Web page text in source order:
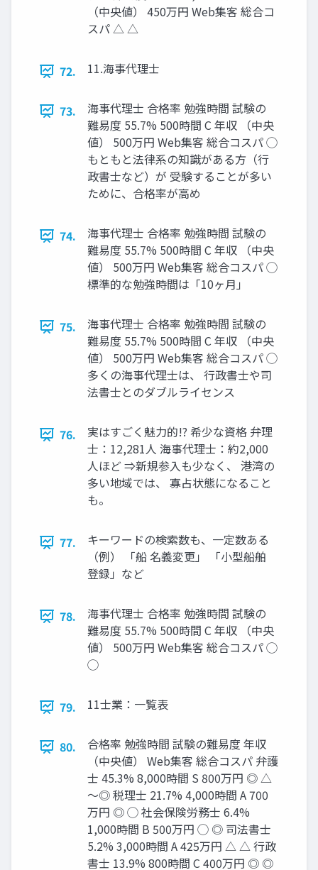
（中央値） 450万円 Web集客 総合コ
スパ △ △
72. 11.海事代理士
73.
海事代理士 合格率 勉強時間 試験の
難易度 55.7% 500時間 C 年収 （中央
値） 500万円 Web集客 総合コスパ ◯
もともと法律系の知識がある方（行
政書士など）が 受験することが多い
ために、合格率が高め
74.
海事代理士 合格率 勉強時間 試験の
難易度 55.7% 500時間 C 年収 （中央
値） 500万円 Web集客 総合コスパ ◯
標準的な勉強時間は「10ヶ月」
75.
海事代理士 合格率 勉強時間 試験の
難易度 55.7% 500時間 C 年収 （中央
値） 500万円 Web集客 総合コスパ ◯
多くの海事代理士は、 行政書士や司
法書士とのダブルライセンス
76.
実はすごく魅力的!? 希少な資格 弁理
士：12,281人 海事代理士：約2,000
人ほど ⇒新規参入も少なく、 港湾の
多い地域では、 寡占状態になること
も。
77.
キーワードの検索数も、一定数ある
（例） 「船 名義変更」 「小型船舶
登録」など
78.
海事代理士 合格率 勉強時間 試験の
難易度 55.7% 500時間 C 年収 （中央
値） 500万円 Web集客 総合コスパ ◯
◯
79. 11士業：一覧表
80.
合格率 勉強時間 試験の難易度 年収
（中央値） Web集客 総合コスパ 弁護
士 45.3% 8,000時間 S 800万円 ◎ △
～◎ 税理士 21.7% 4,000時間 A 700
万円 ◎ ◯ 社会保険労務士 6.4%
1,000時間 B 500万円 ◯ ◎ 司法書士
5.2% 3,000時間 A 425万円 △ △ 行政
書士 13.9% 800時間 C 400万円 ◎ ◎